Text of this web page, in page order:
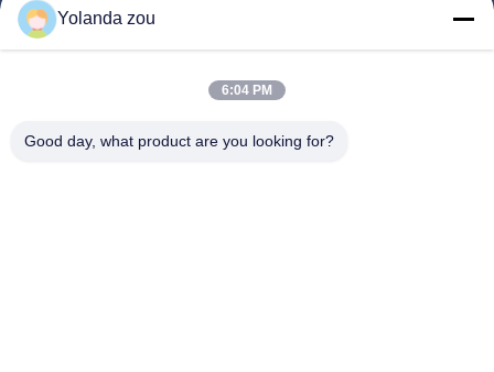
Huis
Fabrieksreis
Yolanda zou
6:04 PM
Good day, what product are you looking for?